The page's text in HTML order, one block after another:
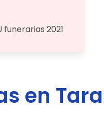
funerarias 2021
en